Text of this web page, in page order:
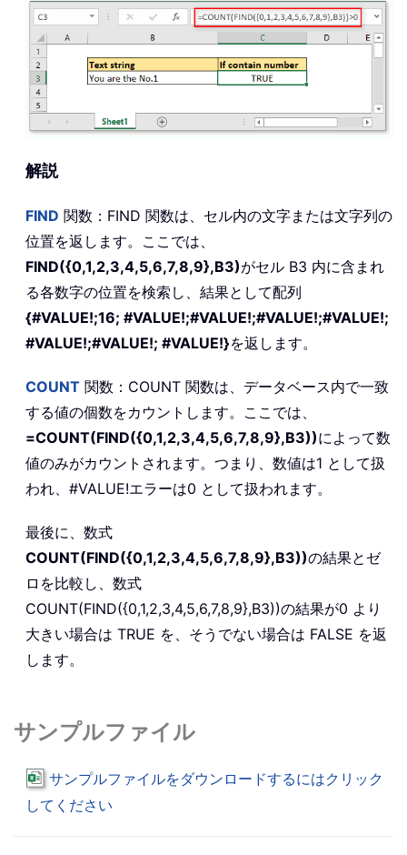
解説
FIND 関数：FIND 関数は、セル内の文字または文字列の
位置を返します。ここでは、
FIND({0,1,2,3,4,5,6,7,8,9},B3)がセル B3 内に含まれ
る各数字の位置を検索し、結果として配列
{#VALUE!;16; #VALUE!;#VALUE!;#VALUE!;#VALUE!;
#VALUE!;#VALUE!; #VALUE!}を返します。
COUNT 関数：COUNT 関数は、データベース内で一致
する値の個数をカウントします。ここでは、
=COUNT(FIND({0,1,2,3,4,5,6,7,8,9},B3))によって数
値のみがカウントされます。つまり、数値は1 として扱
われ、#VALUE!エラーは0 として扱われます。
最後に、数式
COUNT(FIND({0,1,2,3,4,5,6,7,8,9},B3))の結果とゼ
ロを比較し、数式
COUNT(FIND({0,1,2,3,4,5,6,7,8,9},B3))の結果が0 より
大きい場合は TRUE を、そうでない場合は FALSE を返
します。
サンプルファイル
サンプルファイルをダウンロードするにはクリック
してください